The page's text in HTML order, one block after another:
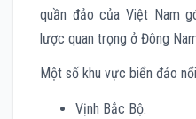
quần đảo của Việt Nam
lược quan trọng ở Đông
Một số khu vực biển đảo
Vịnh Bắc Bộ.